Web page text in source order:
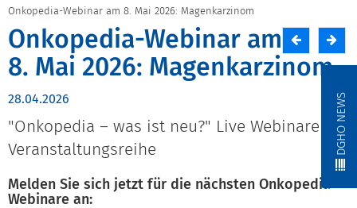
DGHO NEWS
Onkopedia-Webinar am 8. Mai 2026: Magenkarzinom
Onkopedia-Webinar am
8. Mai 2026: Magenkarzinom
28.04.2026
"Onkopedia – was ist neu?" Live Webinare als
Veranstaltungsreihe
Melden Sie sich jetzt für die nächsten Onkopedia-
Webinare an: